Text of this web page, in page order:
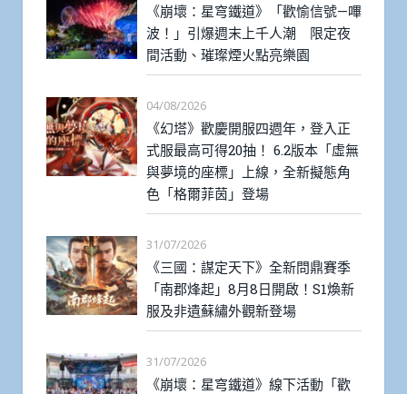
《崩壞：星穹鐵道》「歡愉信號—嗶
波！」引爆週末上千人潮 限定夜
間活動、璀璨煙火點亮樂園
04/08/2026
《幻塔》歡慶開服四週年，登入正
式服最高可得20抽！ 6.2版本「虛無
與夢境的座標」上線，全新擬態角
色「格爾菲茵」登場
31/07/2026
《三國：謀定天下》全新問鼎賽季
「南郡烽起」8月8日開啟！S1煥新
服及非遺蘇繡外觀新登場
31/07/2026
《崩壞：星穹鐵道》線下活動「歡